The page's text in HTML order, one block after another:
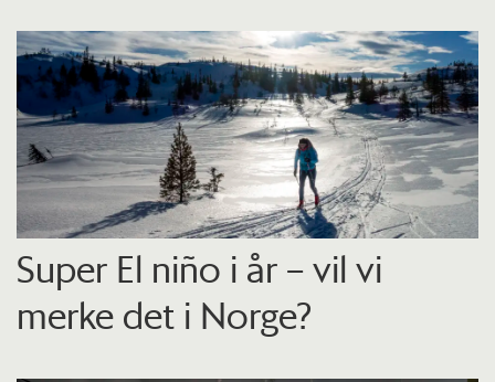
Super El niño i år – vil vi
merke det i Norge?